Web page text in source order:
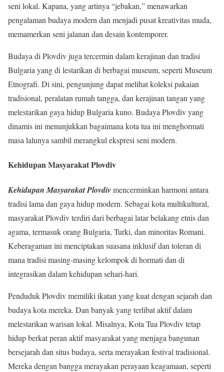
seni lokal. Kapana, yang artinya “jebakan,” menawarkan
pengalaman budaya modern dan menjadi pusat kreativitas muda,
memamerkan seni jalanan dan desain kontemporer.
Budaya di Plovdiv juga tercermin dalam kerajinan dan tradisi
Bulgaria yang di lestarikan di berbagai museum, seperti Museum
Etnografi. Di sini, pengunjung dapat melihat koleksi pakaian
tradisional, peralatan rumah tangga, dan kerajinan tangan yang
melestarikan gaya hidup Bulgaria kuno. Budaya Plovdiv yang
dinamis ini menunjukkan bagaimana kota tua ini menghormati
masa lalunya sambil merangkul ekspresi seni modern.
Kehidupan Masyarakat Plovdiv
Kehidupan Masyarakat Plovdivmencerminkan harmoni antara
tradisi lama dan gaya hidup modern. Sebagai kota multikultural,
masyarakat Plovdiv terdiri dari berbagai latar belakang etnis dan
agama, termasuk orang Bulgaria, Turki, dan minoritas Romani.
Keberagaman ini menciptakan suasana inklusif dan toleran di
mana tradisi masing-masing kelompok di hormati dan di
integrasikan dalam kehidupan sehari-hari.
Penduduk Plovdiv memiliki ikatan yang kuat dengan sejarah dan
budaya kota mereka. Dan banyak yang terlibat aktif dalam
melestarikan warisan lokal. Misalnya, Kota Tua Plovdiv tetap
hidup berkat peran aktif masyarakat yang menjaga bangunan
bersejarah dan situs budaya, serta merayakan festival tradisional.
Mereka dengan bangga merayakan perayaan keagamaan, seperti